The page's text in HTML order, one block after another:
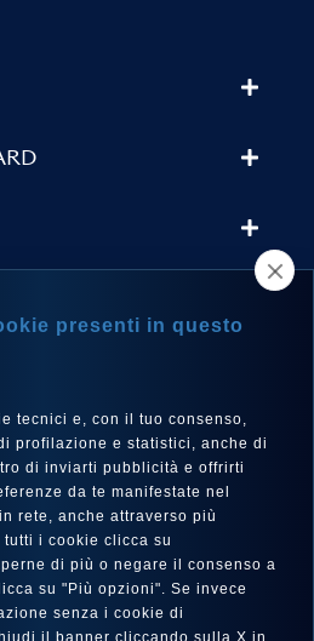
presenti in questo
tecnici e, con il tuo consenso,
profilazione e statistici, anche di
di inviarti pubblicità e offrirti
da te manifestate nel
rete, anche attraverso più
i cookie clicca su
di più o negare il consenso a
su "Più opzioni". Se invece
senza i cookie di
il banner cliccando sulla X in